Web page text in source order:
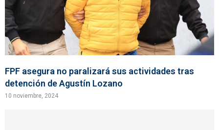
FPF asegura no paralizará sus actividades tras
detención de Agustín Lozano
10 noviembre, 2024